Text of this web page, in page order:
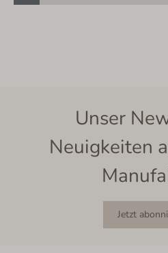
Unser
Neuigkeiten
Jetzt